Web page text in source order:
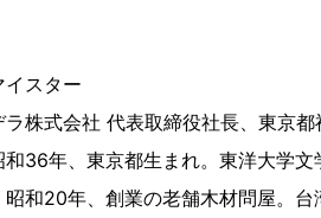
イスター
ラ株式会社 代表取締役社長、東京
和36年、東京都生まれ。東洋大学
昭和20年、創業の老舗木材問屋。